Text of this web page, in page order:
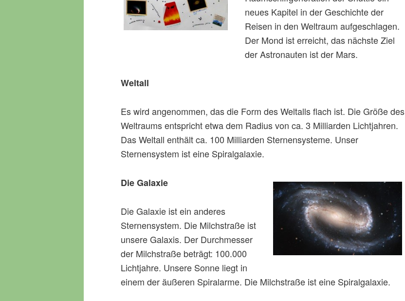
neues Kapitel in der Geschichte der
Reisen in den Weltraum aufgeschlagen.
Der Mond ist erreicht, das nächste Ziel
der Astronauten ist der Mars.
Weltall
Es wird angenommen, das die Form des Weltalls flach ist. Die Größe des
Weltraums entspricht etwa dem Radius von ca. 3 Milliarden Lichtjahren.
Das Weltall enthält ca. 100 Milliarden Sternensysteme. Unser
Sternensystem ist eine Spiralgalaxie.
Die Galaxie
Die Galaxie ist ein anderes
Sternensystem. Die Milchstraße ist
unsere Galaxis. Der Durchmesser
der Milchstraße beträgt: 100.000
Lichtjahre. Unsere Sonne liegt in
einem der äußeren Spiralarme. Die Milchstraße ist eine Spiralgalaxie.